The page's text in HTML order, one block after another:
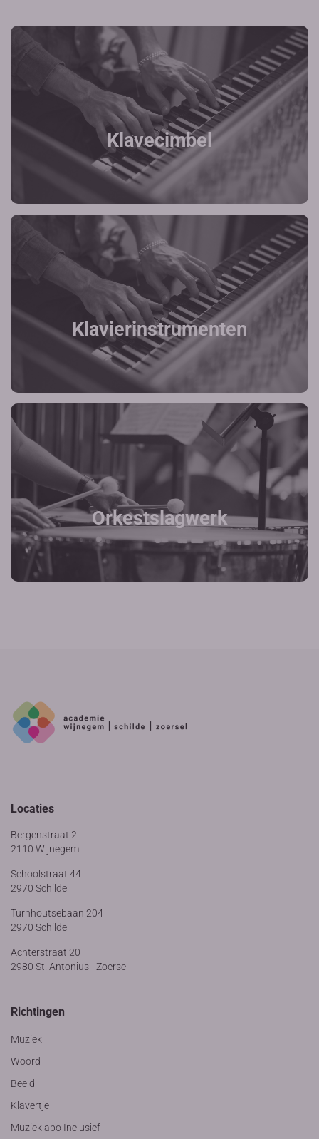
Klavecimbel
Klavierinstrumenten
Orkestslagwerk
Locaties
Bergenstraat 2
2110 Wijnegem
Schoolstraat 44
2970 Schilde
Turnhoutsebaan 204
2970 Schilde
Achterstraat 20
2980 St. Antonius - Zoersel
Richtingen
Muziek
Woord
Beeld
Klavertje
Muzieklabo Inclusief